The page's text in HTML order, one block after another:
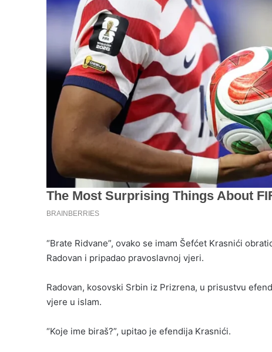
“Brate Ridvane”, ovako se imam Šefćet Krasnići
Radovan i pripadao pravoslavnoj vjeri.
Radovan, kosovski Srbin iz Prizrena, u prisustvu
vjere u islam.
“Koje ime biraš?”, upitao je efendija Krasnići.